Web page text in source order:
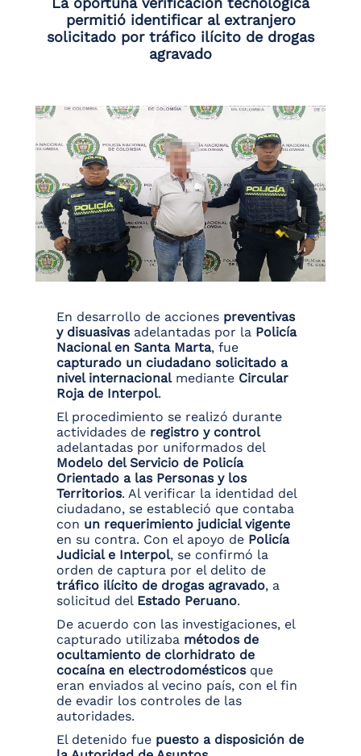
permitió identificar al extranjero
solicitado por tráfico ilícito de drogas
agravado
En desarrollo de acciones preventivas
y disuasivasadelantadas por la Policía
Nacional en Santa Marta, fue
capturado un ciudadano solicitado a
nivel internacionalmediante Circular
Roja de Interpol.
El procedimiento se realizó durante
actividades de registro y control
adelantadas por uniformados del
Modelo del Servicio de Policía
Orientado a las Personas y los
Territorios. Al verificar la identidad del
ciudadano, se estableció que contaba
con un requerimiento judicial vigente
en su contra. Con el apoyo de Policía
Judicial e Interpol, se confirmó la
orden de captura por el delito de
tráfico ilícito de drogas agravado, a
solicitud del Estado Peruano.
De acuerdo con las investigaciones, el
capturado utilizaba métodos de
ocultamiento de clorhidrato de
cocaína en electrodomésticosque
eran enviados al vecino país, con el fin
de evadir los controles de las
autoridades.
El detenido fue puesto a disposición de